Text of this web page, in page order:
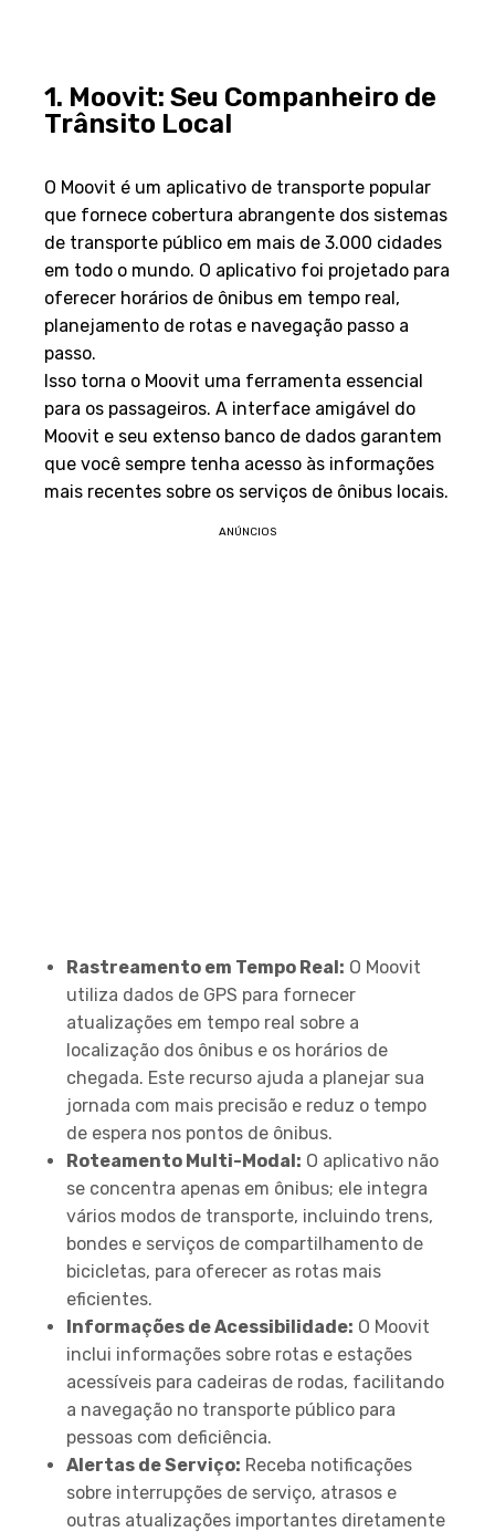
1. Moovit: Seu Companheiro de
Trânsito Local
O Moovit é um aplicativo de transporte popular
que fornece cobertura abrangente dos sistemas
de transporte público em mais de 3.000 cidades
em todo o mundo. O aplicativo foi projetado para
oferecer horários de ônibus em tempo real,
planejamento de rotas e navegação passo a
passo.
Isso torna o Moovit uma ferramenta essencial
para os passageiros. A interface amigável do
Moovit e seu extenso banco de dados garantem
que você sempre tenha acesso às informações
mais recentes sobre os serviços de ônibus locais.
ANÚNCIOS
Rastreamento em Tempo Real: O Moovit
utiliza dados de GPS para fornecer
atualizações em tempo real sobre a
localização dos ônibus e os horários de
chegada. Este recurso ajuda a planejar sua
jornada com mais precisão e reduz o tempo
de espera nos pontos de ônibus.
Roteamento Multi-Modal: O aplicativo não
se concentra apenas em ônibus; ele integra
vários modos de transporte, incluindo trens,
bondes e serviços de compartilhamento de
bicicletas, para oferecer as rotas mais
eficientes.
Informações de Acessibilidade: O Moovit
inclui informações sobre rotas e estações
acessíveis para cadeiras de rodas, facilitando
a navegação no transporte público para
pessoas com deficiência.
Alertas de Serviço: Receba notificações
sobre interrupções de serviço, atrasos e
outras atualizações importantes diretamente